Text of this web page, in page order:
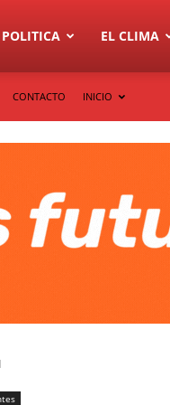
POLITICA EL CLIMA
CONTACTO INICIO